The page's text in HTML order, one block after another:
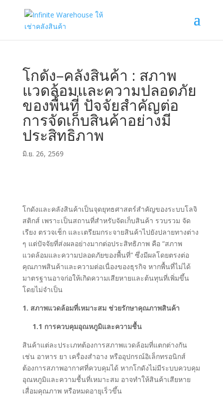
โกดัง–คลังสินค้า : สภาพ
แวดล้อมและความปลอดภัย
ของพื้นที่ ปัจจัยสำคัญต่อ
การจัดเก็บสินค้าอย่างมี
ประสิทธิภาพ
มิ.ย. 26, 2569
โกดังและคลังสินค้าเป็นจุดยุทธศาสตร์สำคัญของระบบโลจิ
สติกส์ เพราะเป็นสถานที่สำหรับจัดเก็บสินค้า รวบรวม จัด
เรียง ตรวจเช็ก และเตรียมกระจายสินค้าไปยังปลายทางต่าง
ๆ แต่ปัจจัยที่ส่งผลอย่างมากต่อประสิทธิภาพ คือ “สภาพ
แวดล้อมและความปลอดภัยของพื้นที่” ซึ่งมีผลโดยตรงต่อ
คุณภาพสินค้าและความต่อเนื่องของธุรกิจ หากพื้นที่ไม่ได้
มาตรฐานอาจก่อให้เกิดความเสียหายและต้นทุนที่เพิ่มขึ้น
โดยไม่จำเป็น
1. สภาพแวดล้อมที่เหมาะสม ช่วยรักษาคุณภาพสินค้า
1.1 การควบคุมอุณหภูมิและความชื้น
สินค้าแต่ละประเภทต้องการสภาพแวดล้อมที่แตกต่างกัน
เช่น อาหาร ยา เครื่องสำอาง หรืออุปกรณ์อิเล็กทรอนิกส์
ต้องการสภาพอากาศที่ควบคุมได้ หากโกดังไม่มีระบบควบคุม
อุณหภูมิและความชื้นที่เหมาะสม อาจทำให้สินค้าเสียหาย
เสื่อมคุณภาพ หรือหมดอายุเร็วขึ้น